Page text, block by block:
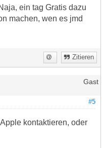
ein tag Gratis dazu
machen, wen es jmd
Zitieren
Gast
#5
kontaktieren, oder